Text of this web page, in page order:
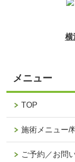
横
メニュー
TOP
施術メニュー/
ご予約／お問